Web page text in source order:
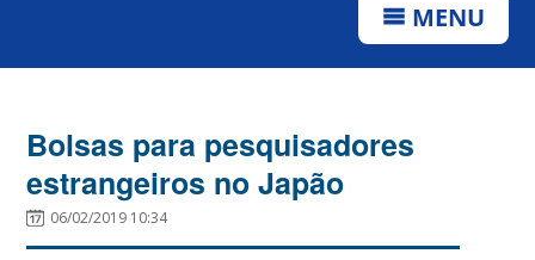
MENU
Bolsas para pesquisadores
estrangeiros no Japão
06/02/2019 10:34